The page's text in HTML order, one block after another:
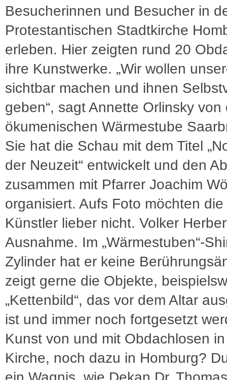
Besucherinnen und Besucher in
Protestantischen Stadtkirche
erleben. Hier zeigten rund 20
ihre Kunstwerke. „Wir wollen
sichtbar machen und ihnen
geben“, sagt Annette Orlinsky von
ökumenischen Wärmestube
Sie hat die Schau mit dem Titel
der Neuzeit“ entwickelt und den
zusammen mit Pfarrer Joachim
organisiert. Aufs Foto möchten
Künstler lieber nicht. Volker
Ausnahme. Im „Wärmestuben“-
Zylinder hat er keine
zeigt gerne die Objekte,
„Kettenbild“, das vor dem Altar
ist und immer noch fortgesetzt
Kunst von und mit Obdachlosen
Kirche, noch dazu in Homburg?